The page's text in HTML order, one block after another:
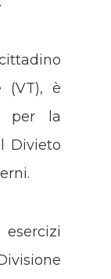
(VT), è
per la
Divieto